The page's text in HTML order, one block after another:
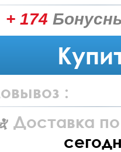
+ 174
:
Доставка